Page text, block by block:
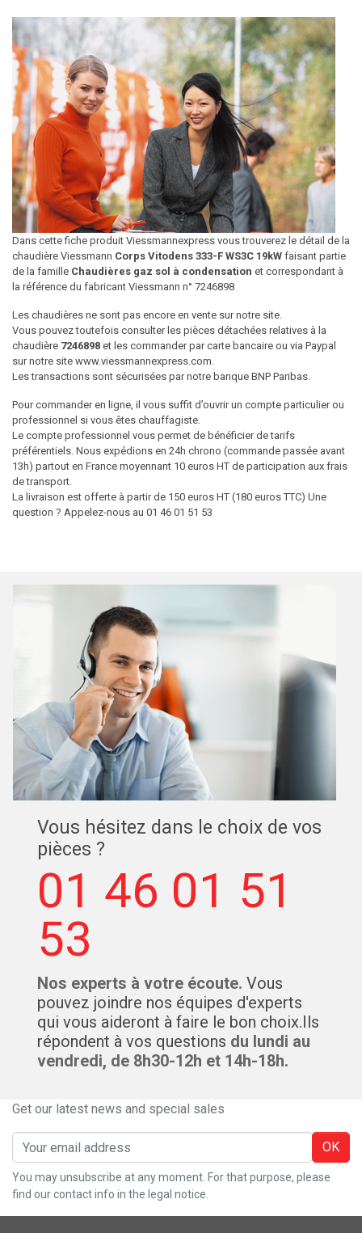
Dans cette fiche produit Viessmannexpress vous trouverez le détail de la
chaudière Viessmann Corps Vitodens 333-F WS3C 19kW faisant partie
de la famille Chaudières gaz sol à condensation et correspondant à
la référence du fabricant Viessmann n° 7246898
Les chaudières ne sont pas encore en vente sur notre site.
Vous pouvez toutefois consulter les pièces détachées relatives à la
chaudière 7246898 et les commander par carte bancaire ou via Paypal
sur notre site www.viessmannexpress.com.
Les transactions sont sécurisées par notre banque BNP Paribas.
Pour commander en ligne, il vous suffit d’ouvrir un compte particulier ou
professionnel si vous êtes chauffagiste.
Le compte professionnel vous permet de bénéficier de tarifs
préférentiels. Nous expédions en 24h chrono (commande passée avant
13h) partout en France moyennant 10 euros HT de participation aux frais
de transport.
La livraison est offerte à partir de 150 euros HT (180 euros TTC) Une
question ? Appelez-nous au 01 46 01 51 53
Vous hésitez dans le choix de vos
pièces ?
01 46 01 51
53
Nos experts à votre écoute. Vous
pouvez joindre nos équipes d'experts
qui vous aideront à faire le bon choix.Ils
répondent à vos questions du lundi au
vendredi, de 8h30-12h et 14h-18h.
Get our latest news and special sales
OK
You may unsubscribe at any moment. For that purpose, please
find our contact info in the legal notice.